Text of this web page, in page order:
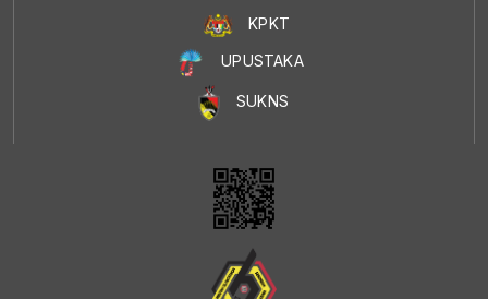
KPKT
UPUSTAKA
SUKNS